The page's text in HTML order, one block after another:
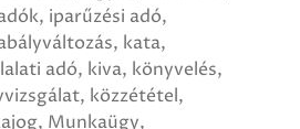
iparűzési adó
kata
adó kiva könyvelés
közzététel
Munkaügy